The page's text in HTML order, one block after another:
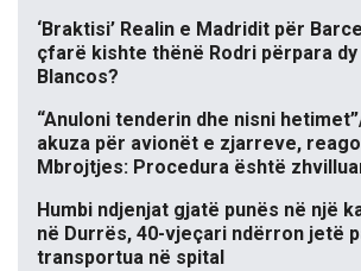
‘Braktisi’ Realin e Madridit për
çfarë kishte thënë Rodri përpara
Blancos?
“Anuloni tenderin dhe nisni
akuza për avionët e zjarreve,
Mbrojtjes: Procedura është
Humbi ndjenjat gjatë punës në një
në Durrës, 40-vjeçari ndërron jetë
transportua në spital